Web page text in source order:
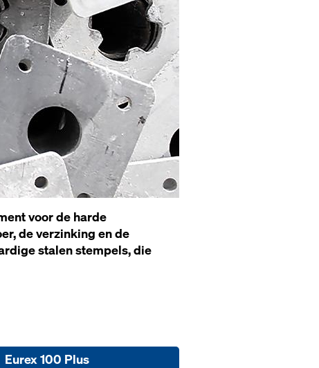
voor de harde
de verzinking en de
stalen stempels, die
Eurex 100 Plus